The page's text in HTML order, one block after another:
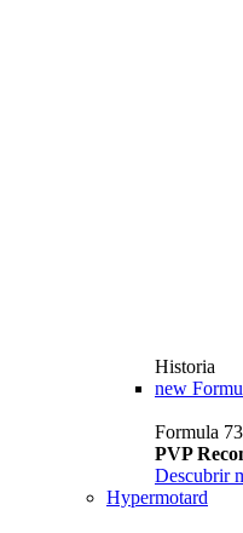
Historia
new
Formula 73
PVP
Descubrir
Hypermotard